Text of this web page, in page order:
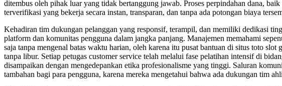
ditembus oleh pihak luar yang tidak bertanggung jawab. Proses perpindahan dana,
terverifikasi yang bekerja secara instan, transparan, dan tanpa ada potongan biaya
Kehadiran tim dukungan pelanggan yang responsif, terampil, dan memiliki dedikasi
platform dan komunitas pengguna dalam jangka panjang. Manajemen memahami
saja tanpa mengenal batas waktu harian, oleh karena itu pusat bantuan di situs toto slot
tanpa libur. Setiap petugas customer service telah melalui fase pelatihan intensif di
disampaikan dengan mengedepankan etika profesionalisme yang tinggi. Saluran
tambahan bagi para pengguna, karena mereka mengetahui bahwa ada dukungan tim